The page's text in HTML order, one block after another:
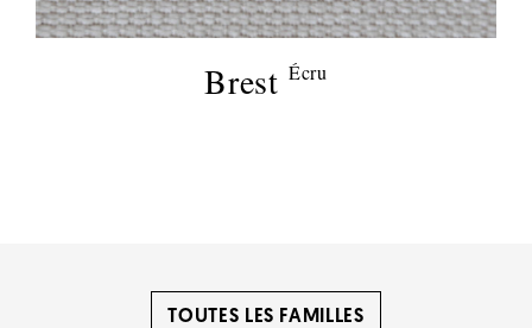
Brest Écru
TOUTES LES FAMILLES